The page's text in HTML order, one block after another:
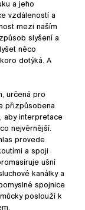
a jeho
vzdáleností a
mezi naším
slyšení a
něco
dotýká. A
určená pro
přizpůsobena
aby interpretace
nejvěrnější.
provede
a spoji
ušní
kanálky a
spojnice
poslouží k